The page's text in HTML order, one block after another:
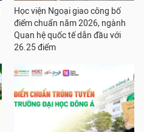
Học viện Ngoại giao công bố
điểm chuẩn năm 2026, ngành
Quan hệ quốc tế dẫn đầu với
26.25 điểm